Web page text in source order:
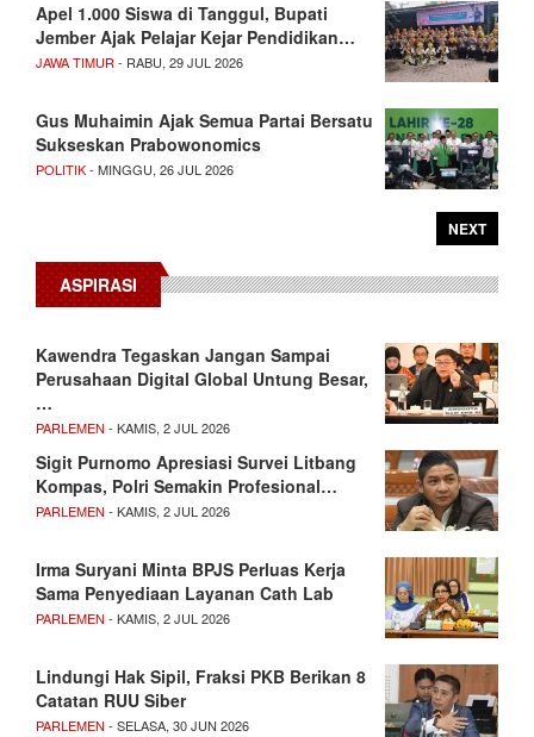
Apel 1.000 Siswa di Tanggul, Bupati
Jember Ajak Pelajar Kejar Pendidikan…
JAWA TIMUR - RABU, 29 JUL 2026
Gus Muhaimin Ajak Semua Partai Bersatu
Sukseskan Prabowonomics
POLITIK- MINGGU, 26 JUL 2026
NEXT
ASPIRASI
Kawendra Tegaskan Jangan Sampai
Perusahaan Digital Global Untung Besar,
…
PARLEMEN - KAMIS, 2 JUL 2026
Sigit Purnomo Apresiasi Survei Litbang
Kompas, Polri Semakin Profesional…
PARLEMEN - KAMIS, 2 JUL 2026
Irma Suryani Minta BPJS Perluas Kerja
Sama Penyediaan Layanan Cath Lab
PARLEMEN - KAMIS, 2 JUL 2026
Lindungi Hak Sipil, Fraksi PKB Berikan 8
Catatan RUU Siber
PARLEMEN - SELASA, 30 JUN 2026